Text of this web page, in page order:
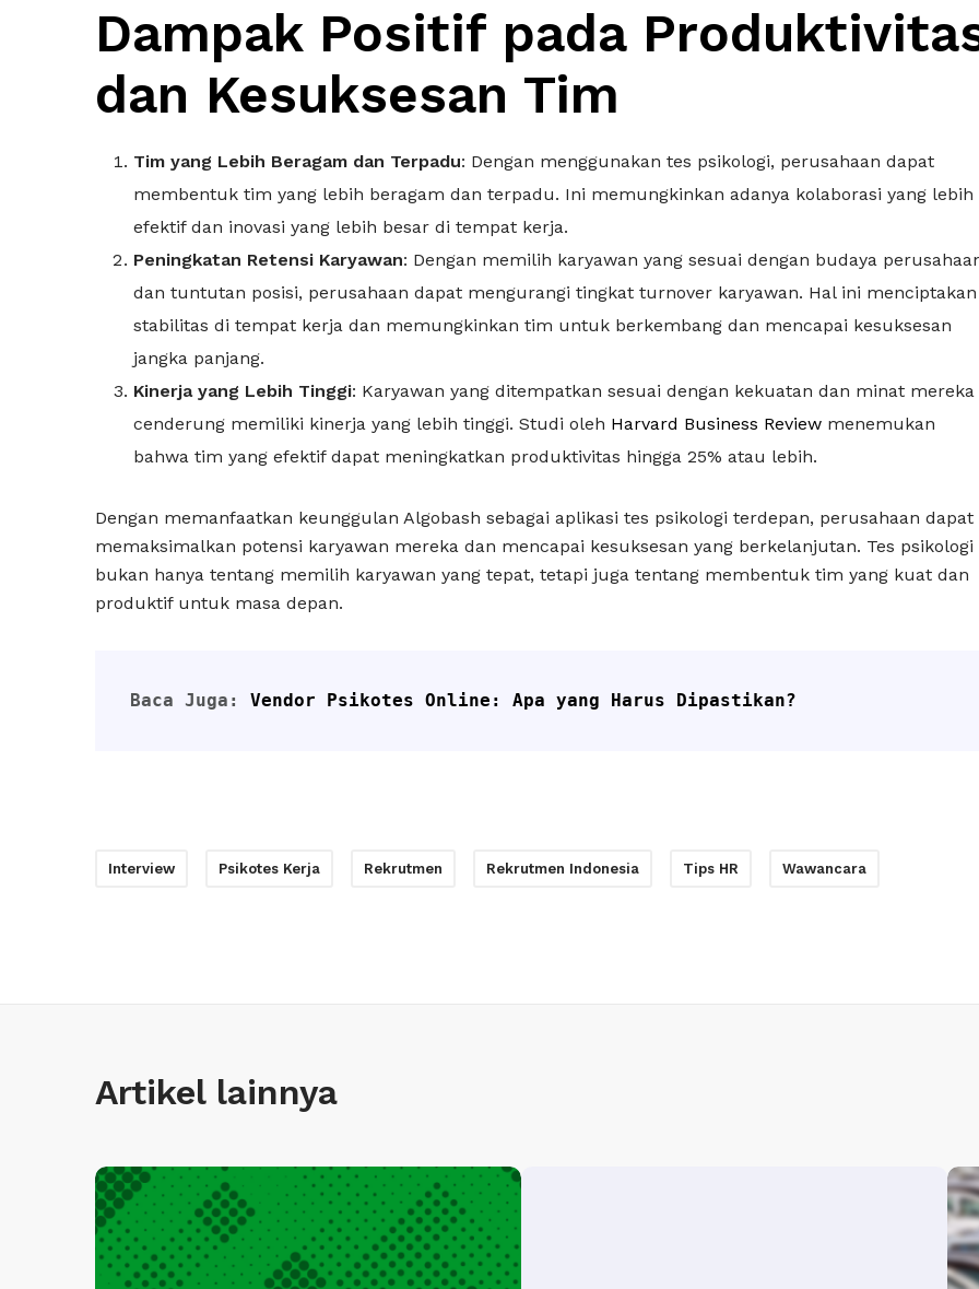
Dampak Positif pada
dan Kesuksesan Tim
Tim yang Lebih Beragam dan Terpadu: Dengan menggunakan tes psikologi, perusahaan dapat
membentuk tim yang lebih beragam dan terpadu. Ini memungkinkan adanya kolaborasi yang lebih
efektif dan inovasi yang lebih besar di tempat kerja.
Peningkatan Retensi Karyawan: Dengan memilih karyawan yang sesuai dengan budaya
dan tuntutan posisi, perusahaan dapat mengurangi tingkat turnover karyawan. Hal ini menciptakan
stabilitas di tempat kerja dan memungkinkan tim untuk berkembang dan mencapai kesuksesan
jangka panjang.
Kinerja yang Lebih Tinggi: Karyawan yang ditempatkan sesuai dengan kekuatan dan minat mereka
cenderung memiliki kinerja yang lebih tinggi. Studi oleh Harvard Business Review menemukan
bahwa tim yang efektif dapat meningkatkan produktivitas hingga 25% atau lebih.
Dengan memanfaatkan keunggulan Algobash sebagai aplikasi tes psikologi terdepan, perusahaan dapat
memaksimalkan potensi karyawan mereka dan mencapai kesuksesan yang berkelanjutan. Tes psikologi
bukan hanya tentang memilih karyawan yang tepat, tetapi juga tentang membentuk tim yang kuat dan
produktif untuk masa depan.
Baca Juga: Vendor Psikotes Online: Apa yang Harus Dipastikan?
Interview Psikotes Kerja Rekrutmen Rekrutmen Indonesia Tips HR Wawancara
Artikel lainnya
I
n
f
R
M
i
t
r